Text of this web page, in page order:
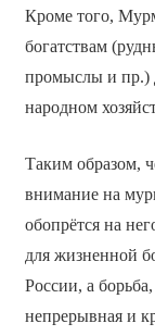
Кроме того,
богатствам
промыслы и пр.)
народном
Таким образом,
внимание на
обопрётся на
для жизненной
России, а
непрерывная и